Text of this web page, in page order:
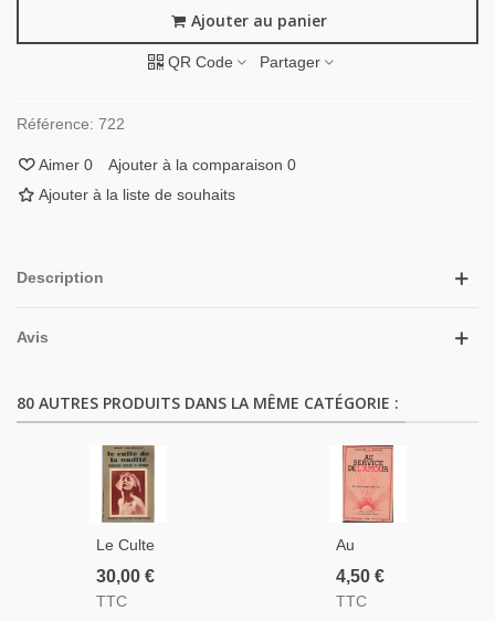
Ajouter au panier
QR Code Partager
Référence: 722
Aimer 0 Ajouter à la comparaison 0
Ajouter à la liste de souhaits
Description
Avis
80 AUTRES PRODUITS DANS LA MÊME CATÉGORIE :
Le Culte
De La
Nudité,
30,00 €
TTC
Au
Service
De
4,50 €
TTC